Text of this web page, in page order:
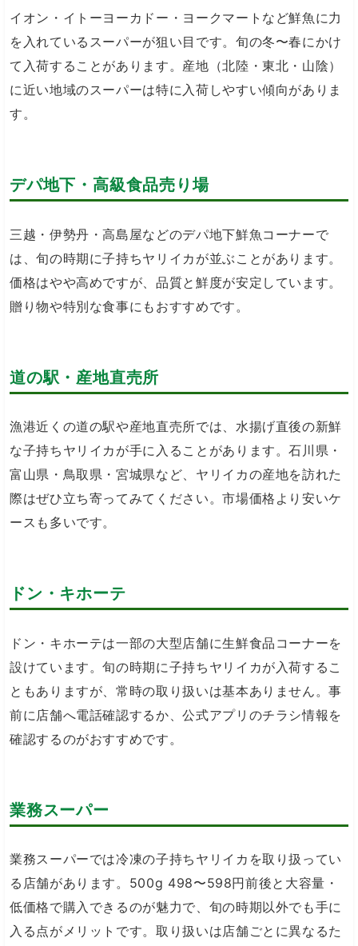
イオン・イトーヨーカドー・ヨークマートなど鮮魚に力
を入れているスーパーが狙い目です。旬の冬〜春にかけ
て入荷することがあります。産地（北陸・東北・山陰）
に近い地域のスーパーは特に入荷しやすい傾向がありま
す。
デパ地下・高級食品売り場
三越・伊勢丹・高島屋などのデパ地下鮮魚コーナーで
は、旬の時期に子持ちヤリイカが並ぶことがあります。
価格はやや高めですが、品質と鮮度が安定しています。
贈り物や特別な食事にもおすすめです。
道の駅・産地直売所
漁港近くの道の駅や産地直売所では、水揚げ直後の新鮮
な子持ちヤリイカが手に入ることがあります。石川県・
富山県・鳥取県・宮城県など、ヤリイカの産地を訪れた
際はぜひ立ち寄ってみてください。市場価格より安いケ
ースも多いです。
ドン・キホーテ
ドン・キホーテは一部の大型店舗に生鮮食品コーナーを
設けています。旬の時期に子持ちヤリイカが入荷するこ
ともありますが、常時の取り扱いは基本ありません。事
前に店舗へ電話確認するか、公式アプリのチラシ情報を
確認するのがおすすめです。
業務スーパー
業務スーパーでは冷凍の子持ちヤリイカを取り扱ってい
る店舗があります。500g 498〜598円前後と大容量・
低価格で購入できるのが魅力で、旬の時期以外でも手に
入る点がメリットです。取り扱いは店舗ごとに異なるた